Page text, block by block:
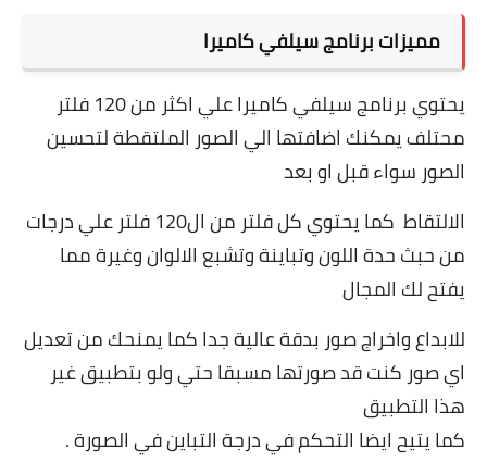
مميزات برنامج سيلفي كاميرا
يحتوي برنامج سيلفي كاميرا علي اكثر من 120 فلتر
محتلف يمكنك اضافتها الي الصور الملتقطة لتحسين
الصور سواء قبل او بعد
الالتقاط كما يحتوي كل فلتر من ال120 فلتر علي درجات
من حبث حدة اللون وتباينة وتشبع الالوان وغيرة مما
يفتح لك المجال
للابداع واخراج صور بدقة عالية جدا كما يمنحك من تعديل
اي صور كنت قد صورتها مسبقا حتي ولو بتطبيق غير
هذا التطبيق
كما يتيح ايضا التحكم في درجة التباين في الصورة .